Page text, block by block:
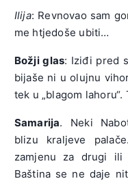
Ilija: Revnovao sam
me htjedoše ubiti…
Božji glas: Iziđi pred
bijaše ni u olujnu
tek u „blagom lahoru“.
Samarija. Neki
blizu kraljeve
zamjenu za drugi ili
Baština se ne daje